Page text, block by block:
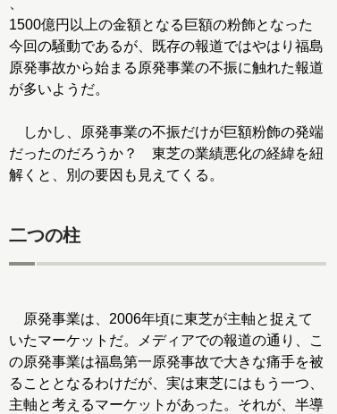
1500億円以上の金額となる巨額の粉飾となった
今回の騒動であるが、既存の報道ではやはり福島
原発事故から始まる原発事業の不振に触れた報道
が多いようだ。
しかし、原発事業の不振だけが巨額粉飾の発端
だったのだろうか？ 東芝の業績悪化の経緯を紐
解くと、別の要因も見えてくる。
二つの柱
原発事業は、2006年頃に東芝が主軸と捉えて
いたマーケットだ。メディアでの報道の通り、こ
の原発事業は福島第一原発事故で大きな痛手を被
ることとなるわけだが、実は東芝にはもう一つ、
主軸と考えるマーケットがあった。それが、半導